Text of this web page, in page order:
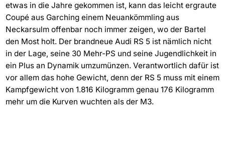
etwas in die Jahre gekommen ist, kann das leicht ergraute
Coupé aus Garching einem Neuankömmling aus
Neckarsulm offenbar noch immer zeigen, wo der Bartel
den Most holt. Der brandneue Audi RS 5 ist nämlich nicht
in der Lage, seine 30 Mehr-PS und seine Jugendlichkeit in
ein Plus an Dynamik umzumünzen. Verantwortlich dafür ist
vor allem das hohe Gewicht, denn der RS 5 muss mit einem
Kampfgewicht von 1.816 Kilogramm genau 176 Kilogramm
mehr um die Kurven wuchten als der M3.